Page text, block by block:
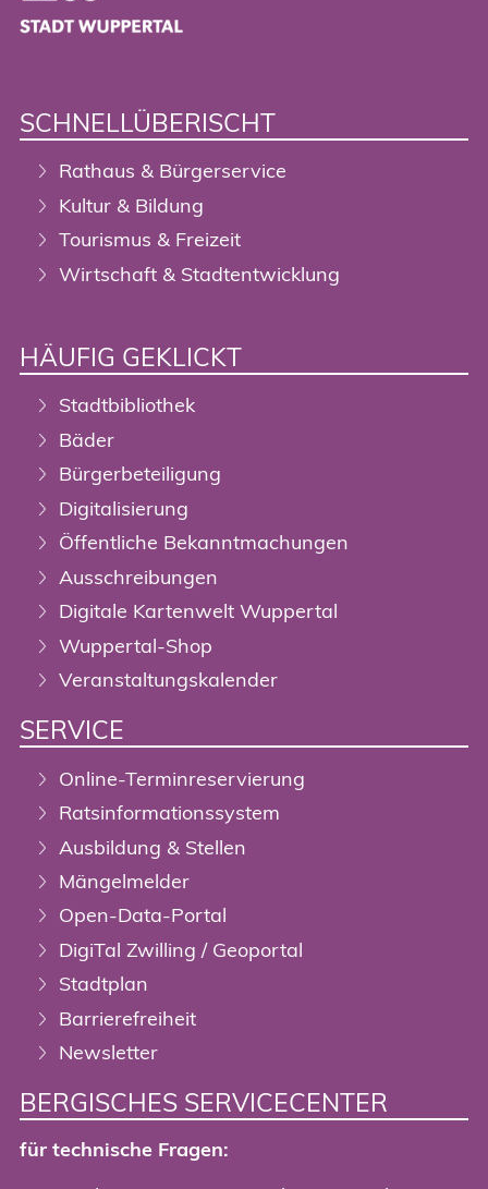
SCHNELLÜBERISCHT
Rathaus & Bürgerservice
Kultur & Bildung
Tourismus & Freizeit
Wirtschaft & Stadtentwicklung
HÄUFIG GEKLICKT
Stadtbibliothek
Bäder
Bürgerbeteiligung
Digitalisierung
Öffentliche Bekanntmachungen
Ausschreibungen
Digitale Kartenwelt Wuppertal
Wuppertal-Shop
Veranstaltungskalender
SERVICE
Online-Terminreservierung
Ratsinformationssystem
Ausbildung & Stellen
Mängelmelder
Open-Data-Portal
DigiTal Zwilling / Geoportal
Stadtplan
Barrierefreiheit
Newsletter
BERGISCHES SERVICECENTER
für technische Fragen: